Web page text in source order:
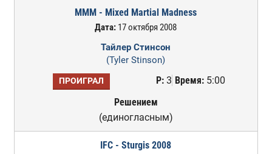
MMM - Mixed Martial Madness
Дата: 17 октября 2008
Тайлер Стинсон
(Tyler Stinson)
ПРОИГРАЛ Р:3 Время:5:00
Решением
(единогласным)
IFC - Sturgis 2008